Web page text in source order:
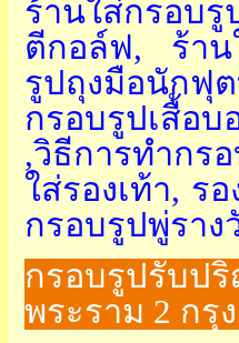
ร้านใส่กรอบ
ตีกอล์ฟ, ร้าน
รูปถุงมือนัก
กรอบรูปเสื้อ
,วิธีการทำกร
ใส่รองเท้า, ร
กรอบรูปพู่ราง
กรอบรูปรับป
พระราม 2 กรุ